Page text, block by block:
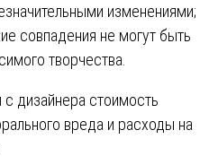
изменениями;
совпадения не могут быть
творчества.
дизайнера стоимость
вреда и расходы на